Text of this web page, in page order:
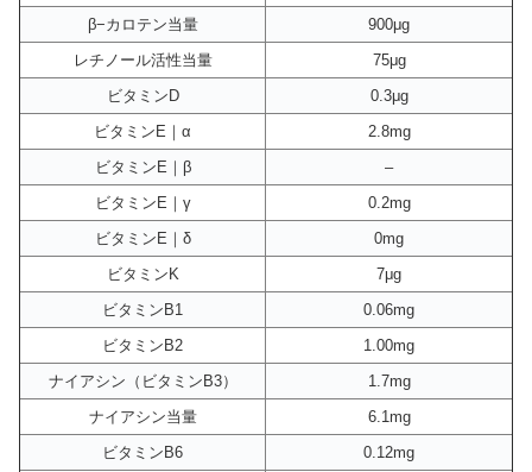
β−カロテン当量
900μg
レチノール活性当量
75μg
ビタミンD
0.3μg
ビタミンE｜α
2.8mg
ビタミンE｜β
–
ビタミンE｜γ
0.2mg
ビタミンE｜δ
0mg
ビタミンK
7μg
ビタミンB1
0.06mg
ビタミンB2
1.00mg
ナイアシン（ビタミンB3）
1.7mg
ナイアシン当量
6.1mg
ビタミンB6
0.12mg